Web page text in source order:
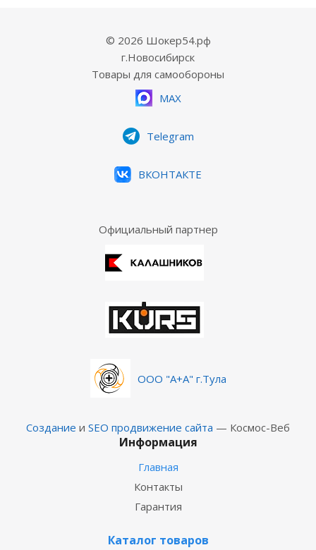
© 2026 Шокер54.рф
г.Новосибирск
Товары для самообороны
MAX
Telegram
ВКОНТАКТЕ
Официальный партнер
ООО "А+А" г.Тула
Создание и SEO продвижение сайта — Космос-Веб
Информация
Главная
Контакты
Гарантия
Каталог товаров